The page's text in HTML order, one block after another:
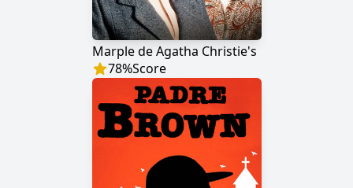
Marple de Agatha Christie's
78%Score